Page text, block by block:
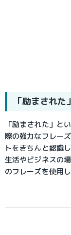
「励まされ
「励まされた」と
際の強力なフレー
トをきちんと認識
生活やビジネスの
のフレーズを使用